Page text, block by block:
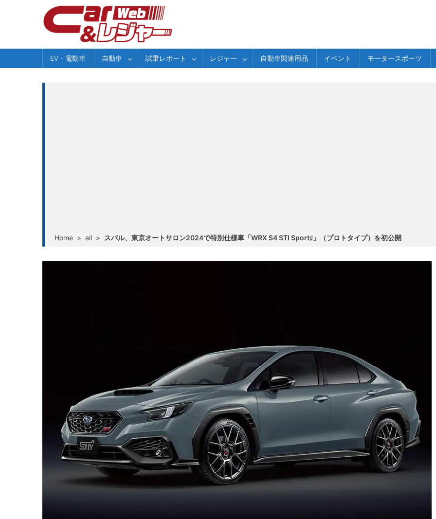
EV・電動車 自動車 試乗レポート レジャー 自動車関連用品 イベント モータースポーツ
Home > all > スバル、東京オートサロン2024で特別仕様車「WRX S4 STI Sport♯」（プロトタイプ）を初公開